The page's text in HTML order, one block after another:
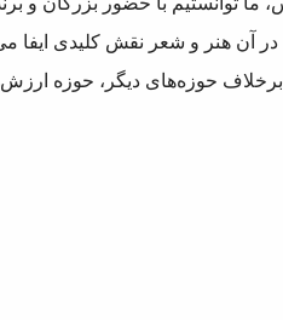
آن هنر و شعر نقش کلیدی ایفا
حوزه‌های دیگر، حوزه